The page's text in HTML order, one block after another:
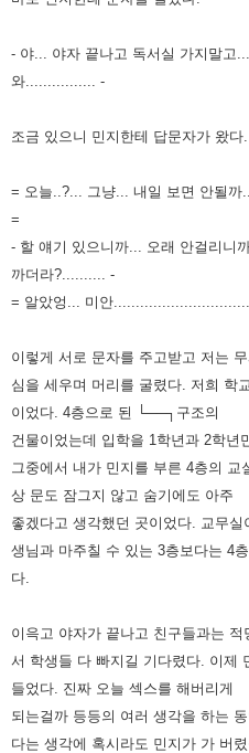
- 야... 야자 끝나고 독서실 가지말고
와................ -
조금 있으니 민지한테 답문자가 왔다.
= 오늘..?... 그냥... 내일 보면 안될
=
- 할 얘기 있으니까... 오래 안걸리니
까더라?.......... -
= 알았엉... 미안
이렇게 서로 문자를 주고받고 저는
심을 세우며 머리를 굴렸다. 저희 학
이었다. 4층으로 된 └──┐구조의
건물이었는데 입학을 1학년과 2학년
그중에서 내가 민지를 부른 4층의
상 문도 잠그지 않고 숨기에도 아주
좋겠다고 생각했던 곳이었다. 교무
생님과 마주칠 수 있는 3층보다는 4
다.
이윽고 야자가 끝나고 친구들과는
서 학생들 다 빠지길 기다렸다. 이제
들었다. 진짜 오늘 섹스를 해버리게
되는걸까 등등의 여러 생각을 하는
다는 생각에 혹시라도 민지가 가 버